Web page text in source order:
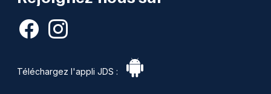
Téléchargez l'appli JDS :